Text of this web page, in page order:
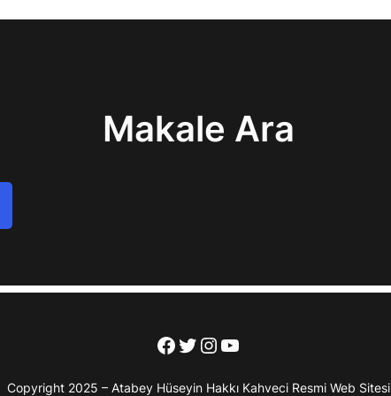
Makale Ara
Facebook
Twitter
Instagram
YouTube
Copyright 2025 – Atabey Hüseyin Hakkı Kahveci Resmi Web Sitesi